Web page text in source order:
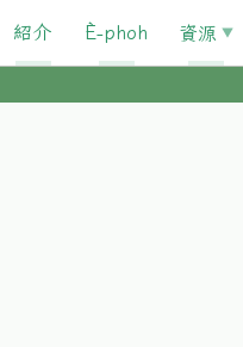
紹介 È-phoh 資源